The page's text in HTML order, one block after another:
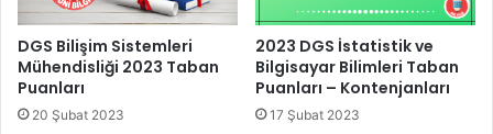
DGS Bilişim Sistemleri
Mühendisliği 2023 Taban
Puanları
20 Şubat 2023
2023 DGS İstatistik ve
Bilgisayar Bilimleri Taban
Puanları – Kontenjanları
17 Şubat 2023